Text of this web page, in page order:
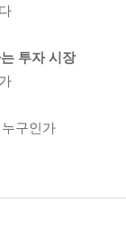
투자 시장
구인가